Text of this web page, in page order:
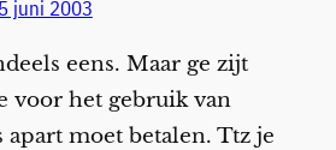
juni 2003
eens. Maar ge zijt
voor het gebruik van
apart moet betalen. Ttz je